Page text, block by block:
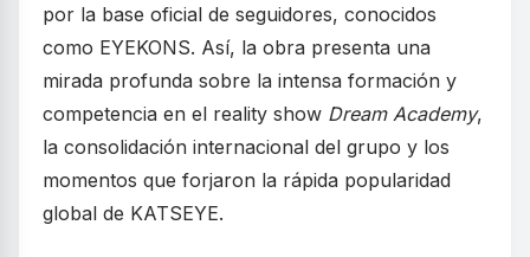
por la base oficial de seguidores, conocidos
como EYEKONS. Así, la obra presenta una
mirada profunda sobre la intensa formación y
competencia en el reality show Dream Academy,
la consolidación internacional del grupo y los
momentos que forjaron la rápida popularidad
global de KATSEYE.